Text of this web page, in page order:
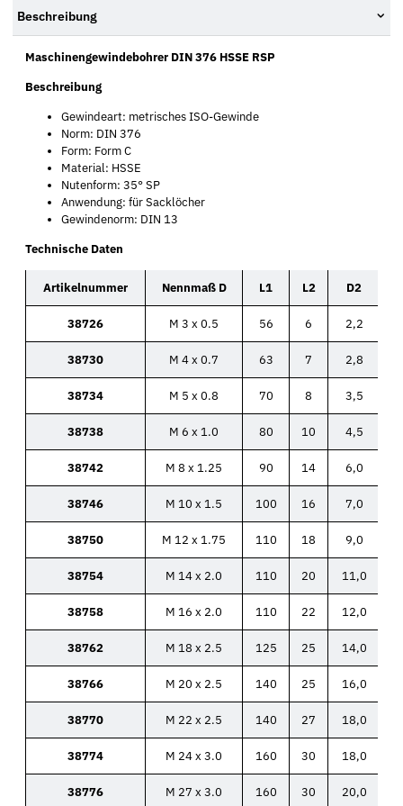
Beschreibung
Maschinengewindebohrer DIN 376 HSSE RSP
Beschreibung
Gewindeart: metrisches ISO-Gewinde
Norm: DIN 376
Form: Form C
Material: HSSE
Nutenform: 35° SP
Anwendung: für Sacklöcher
Gewindenorm: DIN 13
Technische Daten
Artikelnummer Nennmaß D L1 L2 D2
38726 M 3 x 0.5 56 6 2,2
38730 M 4 x 0.7 63 7 2,8
38734 M 5 x 0.8 70 8 3,5
38738 M 6 x 1.0 80 10 4,5
38742 M 8 x 1.25 90 14 6,0
38746 M 10 x 1.5 100 16 7,0
38750 M 12 x 1.75 110 18 9,0
38754 M 14 x 2.0 110 20 11,0
38758 M 16 x 2.0 110 22 12,0
38762 M 18 x 2.5 125 25 14,0
38766 M 20 x 2.5 140 25 16,0
38770 M 22 x 2.5 140 27 18,0
38774 M 24 x 3.0 160 30 18,0
38776 M 27 x 3.0 160 30 20,0